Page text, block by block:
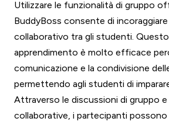
Utilizzare le funzionalità di gruppo
BuddyBoss consente di incoraggiare
collaborativo tra gli studenti.
apprendimento è molto efficace
comunicazione e la condivisione
permettendo agli studenti di
Attraverso le discussioni di gruppo
collaborative, i partecipanti possono